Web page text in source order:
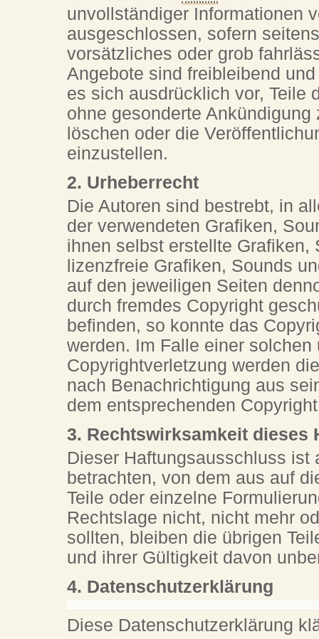
unvollständiger Informationen
ausgeschlossen, sofern
vorsätzliches oder grob
Angebote sind freibleibend
es sich ausdrücklich vor, Teile
ohne gesonderte
löschen oder die
einzustellen.
2. Urheberrecht
Die Autoren sind bestrebt, in
der verwendeten Grafiken,
ihnen selbst erstellte Grafiken,
lizenzfreie Grafiken, Sounds
auf den jeweiligen Seiten
durch fremdes Copyright
befinden, so konnte das
werden. Im Falle einer
Copyrightverletzung werden
nach Benachrichtigung aus
dem entsprechenden
3. Rechtswirksamkeit dieses
Dieser Haftungsausschluss ist
betrachten, von dem aus auf
Teile oder einzelne
Rechtslage nicht, nicht mehr
sollten, bleiben die übrigen
und ihrer Gültigkeit davon
4. Datenschutzerklärung
Diese Datenschutzerklärung